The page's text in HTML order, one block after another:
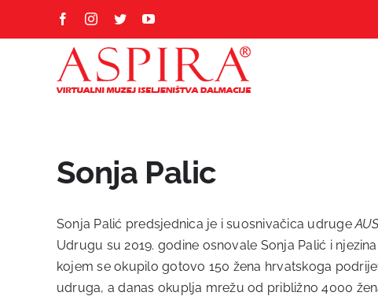
FacebookInstagram
TwitterYouTube
Sonja Palic
Sonja Palić predsjednica je i suosnivačica udruge
Udrugu su 2019. godine osnovale Sonja Palić i
kojem se okupilo gotovo 150 žena hrvatskoga
udruga, a danas okuplja mrežu od približno 4000